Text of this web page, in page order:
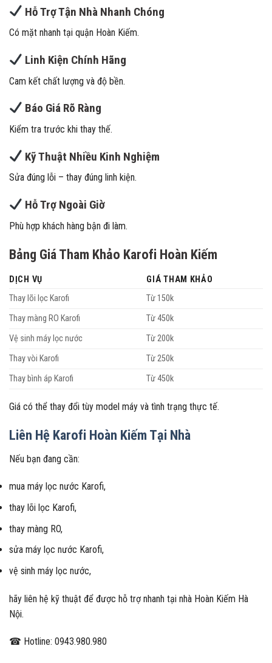
Hỗ Trợ Tận Nhà Nhanh Chóng
Có mặt nhanh tại quận Hoàn Kiếm.
Linh Kiện Chính Hãng
Cam kết chất lượng và độ bền.
Báo Giá Rõ Ràng
Kiểm tra trước khi thay thế.
Kỹ Thuật Nhiều Kinh Nghiệm
Sửa đúng lỗi – thay đúng linh kiện.
Hỗ Trợ Ngoài Giờ
Phù hợp khách hàng bận đi làm.
Bảng Giá Tham Khảo Karofi Hoàn Kiếm
DỊCH VỤ
GIÁ THAM KHẢO
Thay lõi lọc Karofi
Từ 150k
Thay màng RO Karofi
Từ 450k
Vệ sinh máy lọc nước
Từ 200k
Thay vòi Karofi
Từ 250k
Thay bình áp Karofi
Từ 450k
Giá có thể thay đổi tùy model máy và tình trạng thực tế.
Liên Hệ Karofi Hoàn Kiếm Tại Nhà
Nếu bạn đang cần:
mua máy lọc nước Karofi,
thay lõi lọc Karofi,
thay màng RO,
sửa máy lọc nước Karofi,
vệ sinh máy lọc nước,
hãy liên hệ kỹ thuật để được hỗ trợ nhanh tại nhà Hoàn Kiếm Hà
Nội.
☎ Hotline: 0943.980.980